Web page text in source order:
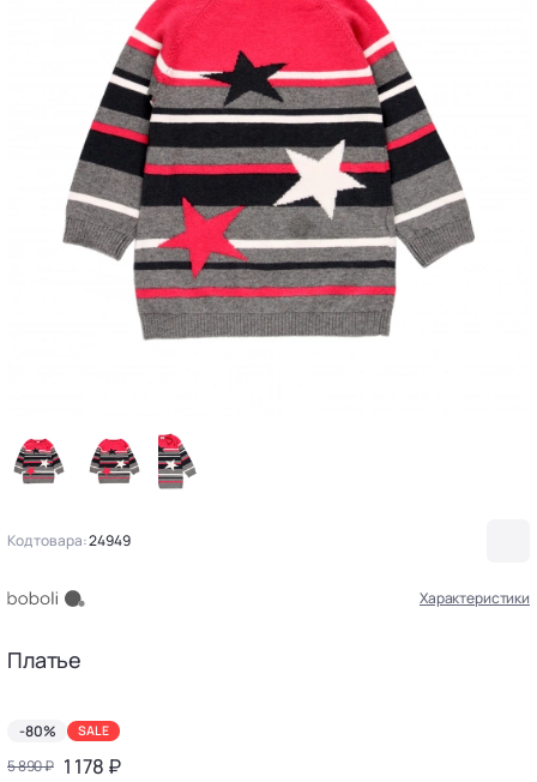
Код товара:24949
Характеристики
Платье
-80% SALE
5 890 ₽ 1 178 ₽